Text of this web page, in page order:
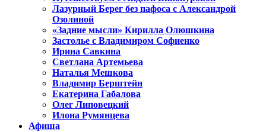
Лазурный Берег без пафоса с Александрой
Озолиной
«Задние мысли» Кирилла Олюшкина
Застолье с Владимиром Софиенко
Ирина Савкина
Светлана Артемьева
Наталья Мешкова
Владимир Берштейн
Екатерина Габалова
Олег Липовецкий
Илона Румянцева
Афиша